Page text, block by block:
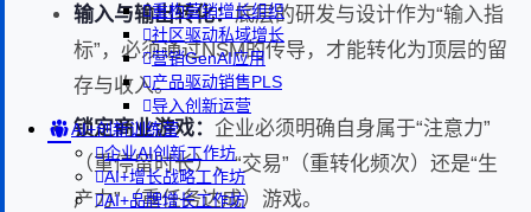
重构营销增长组织
社区驱动私域增长
营销GenAI应用
产品驱动销售PLS
导入创新运营
AI+创新训练营
企业AI创新工作坊
AI+增长战略工作坊
AI+品牌增长工作坊
输入与输出转化：底层的研发与设计作为“输入指
标”，必须通过NSM的传导，才能转化为顶层的留
存与收入。
锁定商业游戏： 企业必须明确自身属于“注意力”
（重停留时长）、“交易”（重转化频次）还是“生
产力”（重任务达成）游戏。